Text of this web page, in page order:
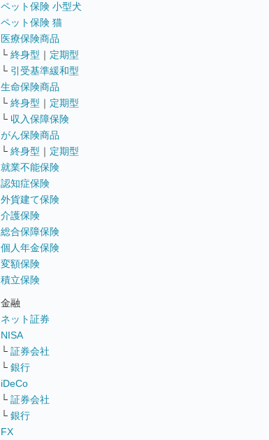
ペット保険 小型犬
ペット保険 猫
医療保険商品
└ 終身型 ｜ 定期型
└ 引受基準緩和型
生命保険商品
└ 終身型 ｜ 定期型
└ 収入保障保険
がん保険商品
└ 終身型 ｜ 定期型
就業不能保険
認知症保険
外貨建て保険
介護保険
総合保障保険
個人年金保険
変額保険
積立保険
金融
ネット証券
NISA
└ 証券会社
└ 銀行
iDeCo
└ 証券会社
└ 銀行
FX